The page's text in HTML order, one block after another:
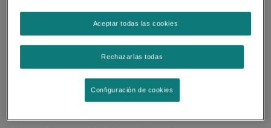
entre usted y Nestlé.
Centro de Servicios al Consumidor de Nestlé. Llamadas a
nuestro centro de servicios al consumidor.
Formularios de registro en papel. Formularios de registro
Rechazarlas todas
Aceptar todas las cookies
Configuración de cookies